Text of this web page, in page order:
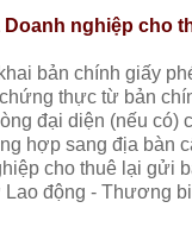
Doanh nghiệp cho
bản chính giấy
thực từ bản
đại diện (nếu có)
hợp sang địa bàn
cho thuê lại gửi
động - Thương